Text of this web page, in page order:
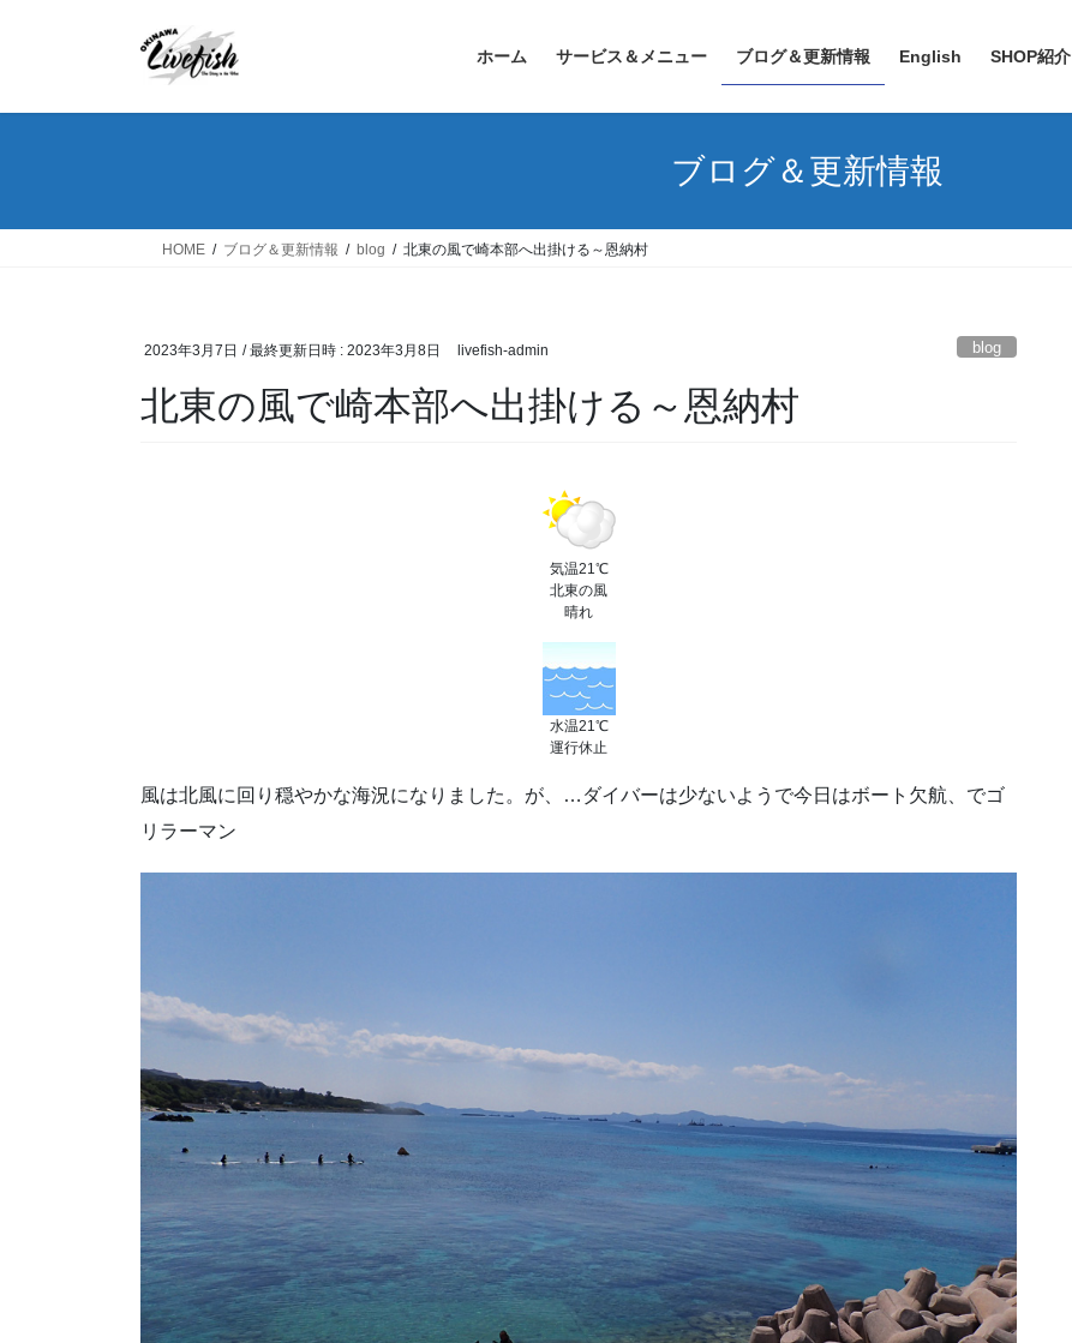
ホーム サービス＆メニュー ブログ＆更新情報 English SHOP紹介
ブログ＆更新情報
HOME ブログ＆更新情報 blog 北東の風で崎本部へ出掛ける～恩納村
2023年3月7日 / 最終更新日時 : 2023年3月8日 livefish-admin blog
北東の風で崎本部へ出掛ける～恩納村
気温21℃
北東の風
晴れ
水温21℃
運行休止
風は北風に回り穏やかな海況になりました。が、…ダイバーは少ないようで今日はボート欠航、でゴ
リラーマン